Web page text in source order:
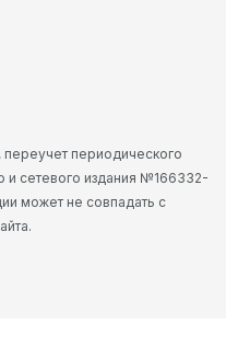
переучет периодического
и сетевого издания №166332-
может не совпадать с